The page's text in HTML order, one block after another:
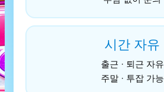
시간 자유
출근 · 퇴근 자유
주말 · 투잡 가능